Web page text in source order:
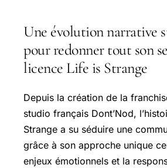
Une évolution narrative
pour redonner tout son
licence Life is Strange
Depuis la création de la
studio français Dont’Nod,
Strange a su séduire une
grâce à son approche unique
enjeux émotionnels et la